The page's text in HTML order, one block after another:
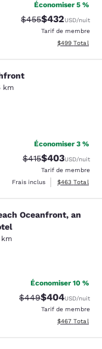
Économiser 5 %
Tarif barré :
$455Tarif réduit :
$432USD/nuit
Tarif de membre
Afficher les
$499 Total
km
Économiser 3 %
Tarif barré :
$415Tarif réduit :
$403USD/nuit
Tarif de membre
Frais inclus
Afficher les
$463 Total
Oceanfront, an
km
Économiser 10 %
Tarif barré :
$449Tarif réduit :
$404USD/nuit
Tarif de membre
Afficher les
$467 Total